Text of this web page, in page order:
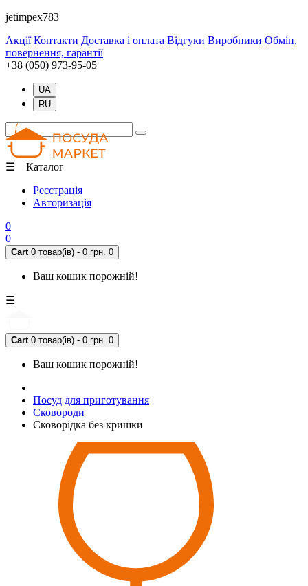
jetimpex783
Акції Контакти Доставка і оплата Відгуки Виробники Обмін,
повернення, гарантії
+38 (050) 973-95-05
UA
RU
☰ Каталог
Реєстрація
Авторизація
0
0
Cart 0 товар(ів) - 0 грн. 0
Ваш кошик порожній!
☰
Cart 0 товар(ів) - 0 грн. 0
Ваш кошик порожній!
Посуд для приготування
Сковороди
Сковорідка без кришки